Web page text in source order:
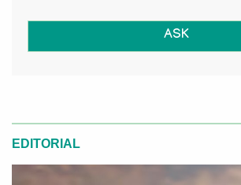
ASK
EDITORIAL